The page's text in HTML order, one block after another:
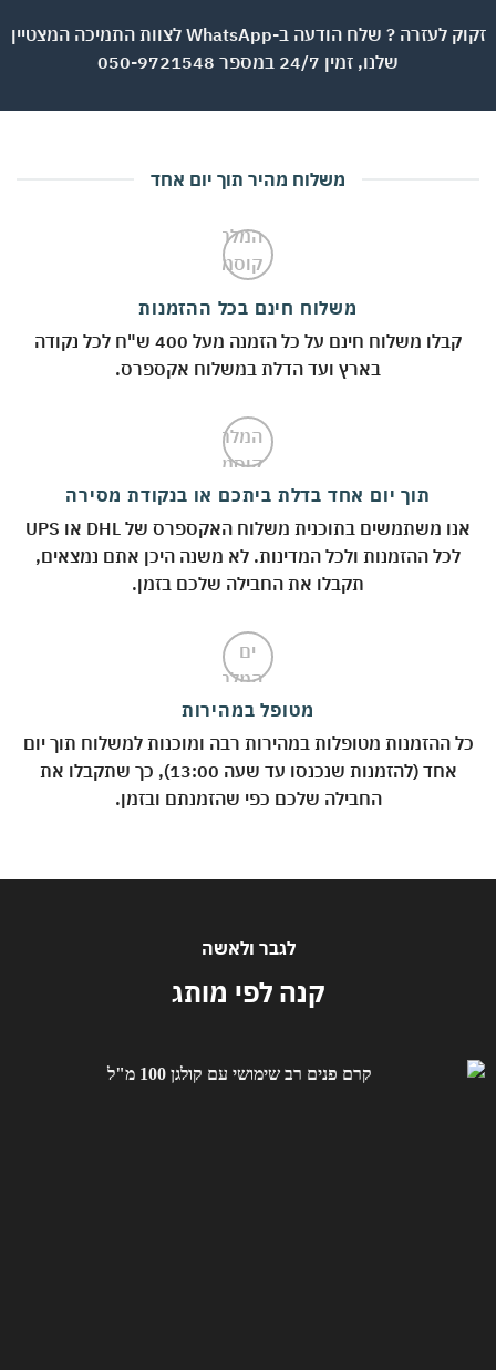
זקוק לעזרה ? שלח הודעה ב-WhatsApp לצוות התמיכה המצטיין
שלנו, זמין 24/7 במספר 050-9721548
משלוח מהיר תוך יום אחד
משלוח חינם בכל ההזמנות
קבלו משלוח חינם על כל הזמנה מעל 400 ש"ח לכל נקודה
בארץ ועד הדלת במשלוח אקספרס.
תוך יום אחד בדלת ביתכם או בנקודת מסירה
אנו משתמשים בתוכנית משלוח האקספרס של DHL או UPS
לכל ההזמנות ולכל המדינות. לא משנה היכן אתם נמצאים,
תקבלו את החבילה שלכם בזמן.
מטופל במהירות
ההזמנות מטופלות במהירות רבה ומוכנות למשלוח תוך יום
אחד (להזמנות שנכנסו עד שעה 13:00), כך שתקבלו את
החבילה שלכם כפי שהזמנתם ובזמן.
לגבר ולאשה
קנה לפי מותג